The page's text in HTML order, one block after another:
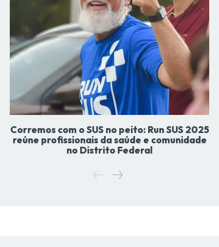
Corremos com o SUS no peito: Run SUS 2025
reúne profissionais da saúde e comunidade
no Distrito Federal